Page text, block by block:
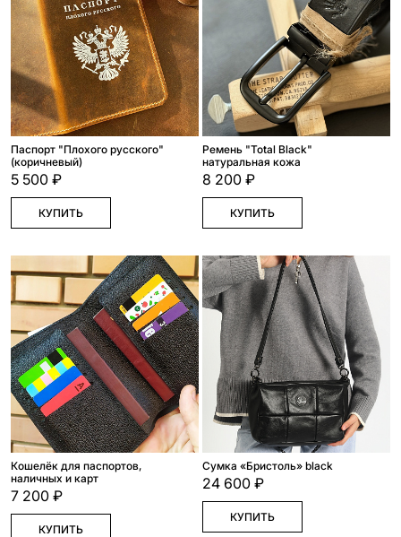
Паспорт "Плохого русского"
(коричневый)
5 500 ₽
КУПИТЬ
Ремень "Total Black"
натуральная кожа
8 200 ₽
КУПИТЬ
Кошелёк для паспортов,
наличных и карт
7 200 ₽
КУПИТЬ
Сумка «Бристоль» black
24 600 ₽
КУПИТЬ